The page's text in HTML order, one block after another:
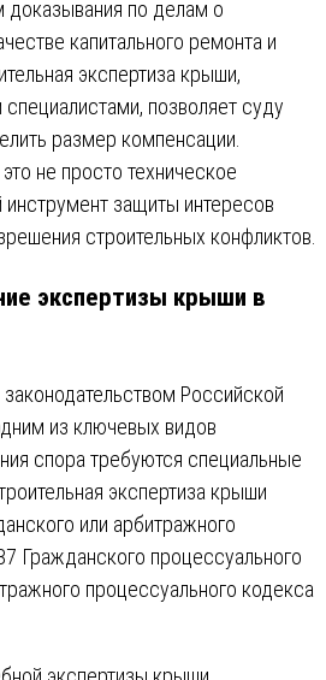
доказывания по делам о
капитального ремонта и
экспертиза крыши,
позволяет суду
размер компенсации.
не просто техническое
защиты интересов
строительных конфликтов.
экспертизы крыши в
Российской
из ключевых видов
спора требуются специальные
экспертиза крыши
или арбитражного
Гражданского процессуального
процессуального кодекса